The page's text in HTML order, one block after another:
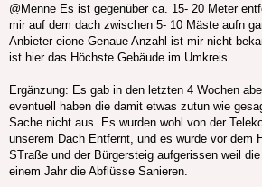
@Menne Es ist gegenüber ca. 15- 20 Meter
mir auf dem dach zwischen 5- 10 Mäste aufn
Anbieter eione Genaue Anzahl ist mir nicht
ist hier das Höchste Gebäude im Umkreis.
Ergänzung: Es gab in den letzten 4 Wochen
eventuell haben die damit etwas zutun wie
Sache nicht aus. Es wurden wohl von der
unserem Dach Entfernt, und es wurde vor dem
STraße und der Bürgersteig aufgerissen weil
einem Jahr die Abflüsse Sanieren.